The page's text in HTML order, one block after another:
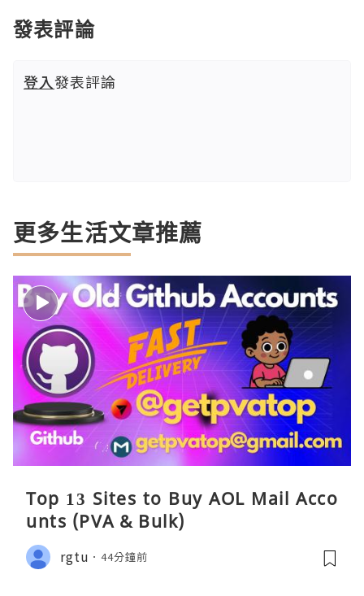
發表評論
登入發表評論
更多生活文章推薦
Top 13 Sites to Buy AOL Mail Acco
unts (PVA & Bulk)
rgtu 44分鐘前